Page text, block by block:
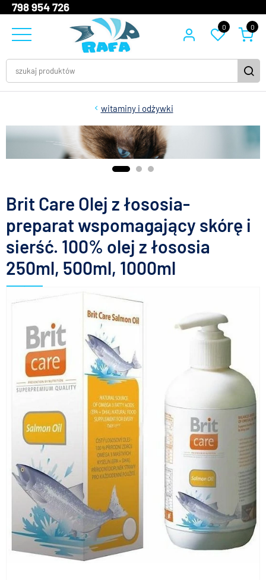
798 954 726
0 0
witaminy i odżywki
Brit Care Olej z łososia-
preparat wspomagający skórę i
sierść. 100% olej z łososia
250ml, 500ml, 1000ml